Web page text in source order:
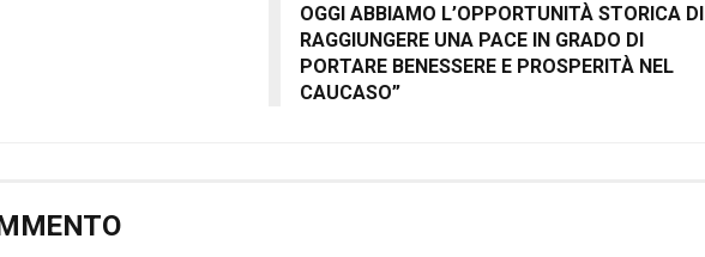
OGGI ABBIAMO L’OPPORTUNITÀ STORICA DI
RAGGIUNGERE UNA PACE IN GRADO DI
PORTARE BENESSERE E PROSPERITÀ NEL
CAUCASO”